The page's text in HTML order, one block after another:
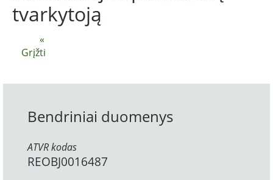
«
Grįžti
tvarkytoją
Bendriniai duomenys
ATVR kodas
REOBJ0016487